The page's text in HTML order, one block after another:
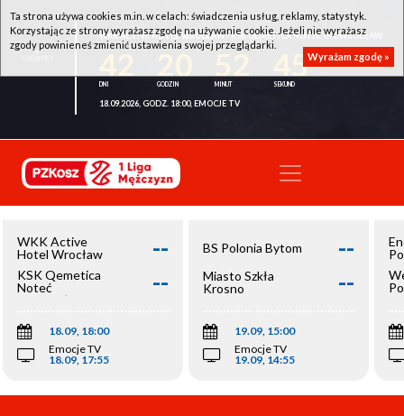
WKK ACTIVE HOTEL WROCŁAW - KSK QEMETICA NOTEĆ INOWROCŁAW
44
18.09.2026, GODZ. 18:00, EMOCJE TV
WKK Active
Hotel Wrocław
--
KSK Qemetica
Noteć
Inowrocław
--
18.09, 18:00
Emocje TV
18.09, 17:55
BS Polonia Bytom --
Miasto Szkła
Krosno
--
19.09, 15:00
Emocje TV
19.09, 14:55
Ta strona używa cookies m.in. w celach: świadczenia usług, reklamy, statystyk.
Korzystając ze strony wyrażasz zgodę na używanie cookie. Jeżeli nie wyrażasz
zgody powinieneś zmienić ustawienia swojej przeglądarki.
Wyrażam zgodę »